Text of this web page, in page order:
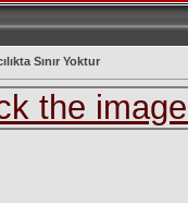
Sınır Yoktur